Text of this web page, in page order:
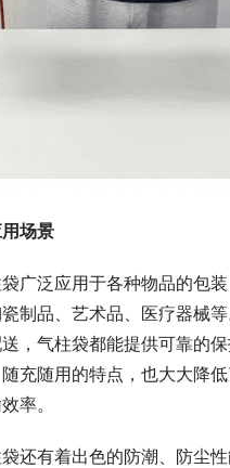
场景
广泛应用于各种物品的包
制品、艺术品、医疗器械
，气柱袋都能提供可靠的
充随用的特点，也大大降低
率。
还有着出色的防潮、防尘